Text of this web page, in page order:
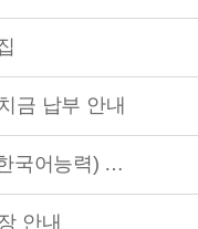
금 납부 안내
2026년 8월 졸업 예정 외국인 유학생 졸업요건(한국어능력) 증명서 제출 안내
안내